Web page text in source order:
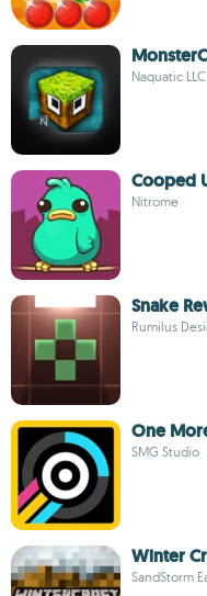
Naquatic LLC
Cooped
Nitrome
Snake
Rumilus
One
SMG Studio
Winter
SandStorm